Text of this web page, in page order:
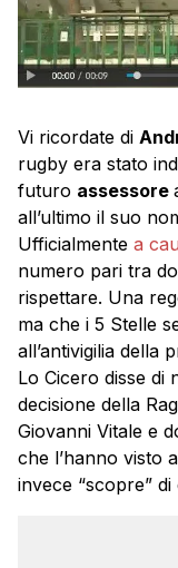
Vi ricordate di
rugby era stato
futuro assessore
all’ultimo il suo
Ufficialmente a
numero pari tra
rispettare. Una
ma che i 5 Stelle
all’antivigilia della
Lo Cicero disse di
decisione della
Giovanni Vitale e
che l’hanno visto
invece “scopre”